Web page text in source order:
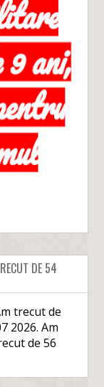
DE 54
trecut de
2026. Am
de 56